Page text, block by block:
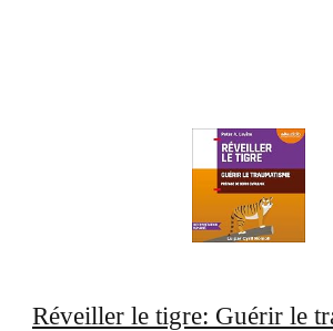
Réveiller le tigre: Guérir le